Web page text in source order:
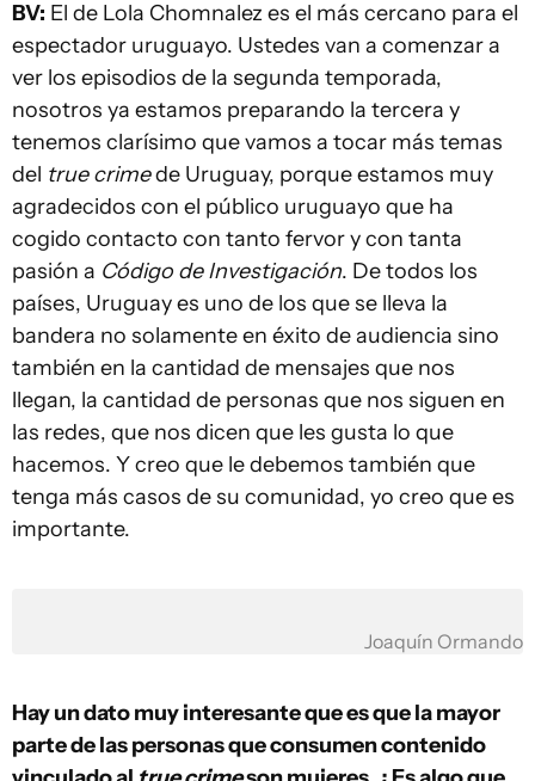
BV: El de Lola Chomnalez es el más cercano para el
espectador uruguayo. Ustedes van a comenzar a
ver los episodios de la segunda temporada,
nosotros ya estamos preparando la tercera y
tenemos clarísimo que vamos a tocar más temas
del true crimede Uruguay, porque estamos muy
agradecidos con el público uruguayo que ha
cogido contacto con tanto fervor y con tanta
pasión a Código de Investigación. De todos los
países, Uruguay es uno de los que se lleva la
bandera no solamente en éxito de audiencia sino
también en la cantidad de mensajes que nos
llegan, la cantidad de personas que nos siguen en
las redes, que nos dicen que les gusta lo que
hacemos. Y creo que le debemos también que
tenga más casos de su comunidad, yo creo que es
importante.
Joaquín Ormando
Hay un dato muy interesante que es que la mayor
parte de las personas que consumen contenido